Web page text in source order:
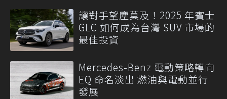
讓對手望塵莫及！2025 年賓士
GLC 如何成為台灣 SUV 市場的
最佳投資
Mercedes-Benz 電動策略轉向
EQ 命名淡出 燃油與電動並行
發展